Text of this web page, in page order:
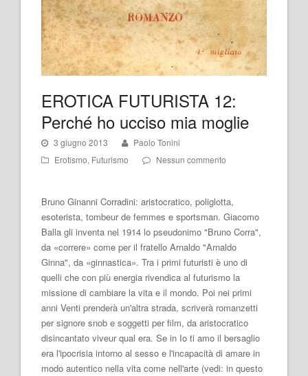
EROTICA FUTURISTA 12:
Perché ho ucciso mia moglie
3 giugno 2013
Paolo Tonini
Erotismo, Futurismo Nessun commento
Bruno Ginanni Corradini: aristocratico, poliglotta,
esoterista, tombeur de femmes e sportsman. Giacomo
Balla gli inventa nel 1914 lo pseudonimo "Bruno Corra",
da «correre» come per il fratello Arnaldo "Arnaldo
Ginna", da «ginnastica». Tra i primi futuristi è uno di
quelli che con più energia rivendica al futurismo la
missione di cambiare la vita e il mondo. Poi nei primi
anni Venti prenderà un'altra strada, scriverà romanzetti
per signore snob e soggetti per film, da aristocratico
disincantato viveur qual era. Se in Io ti amo il bersaglio
era l'ipocrisia intorno al sesso e l'incapacità di amare in
modo autentico nella vita come nell'arte (vedi: in questo